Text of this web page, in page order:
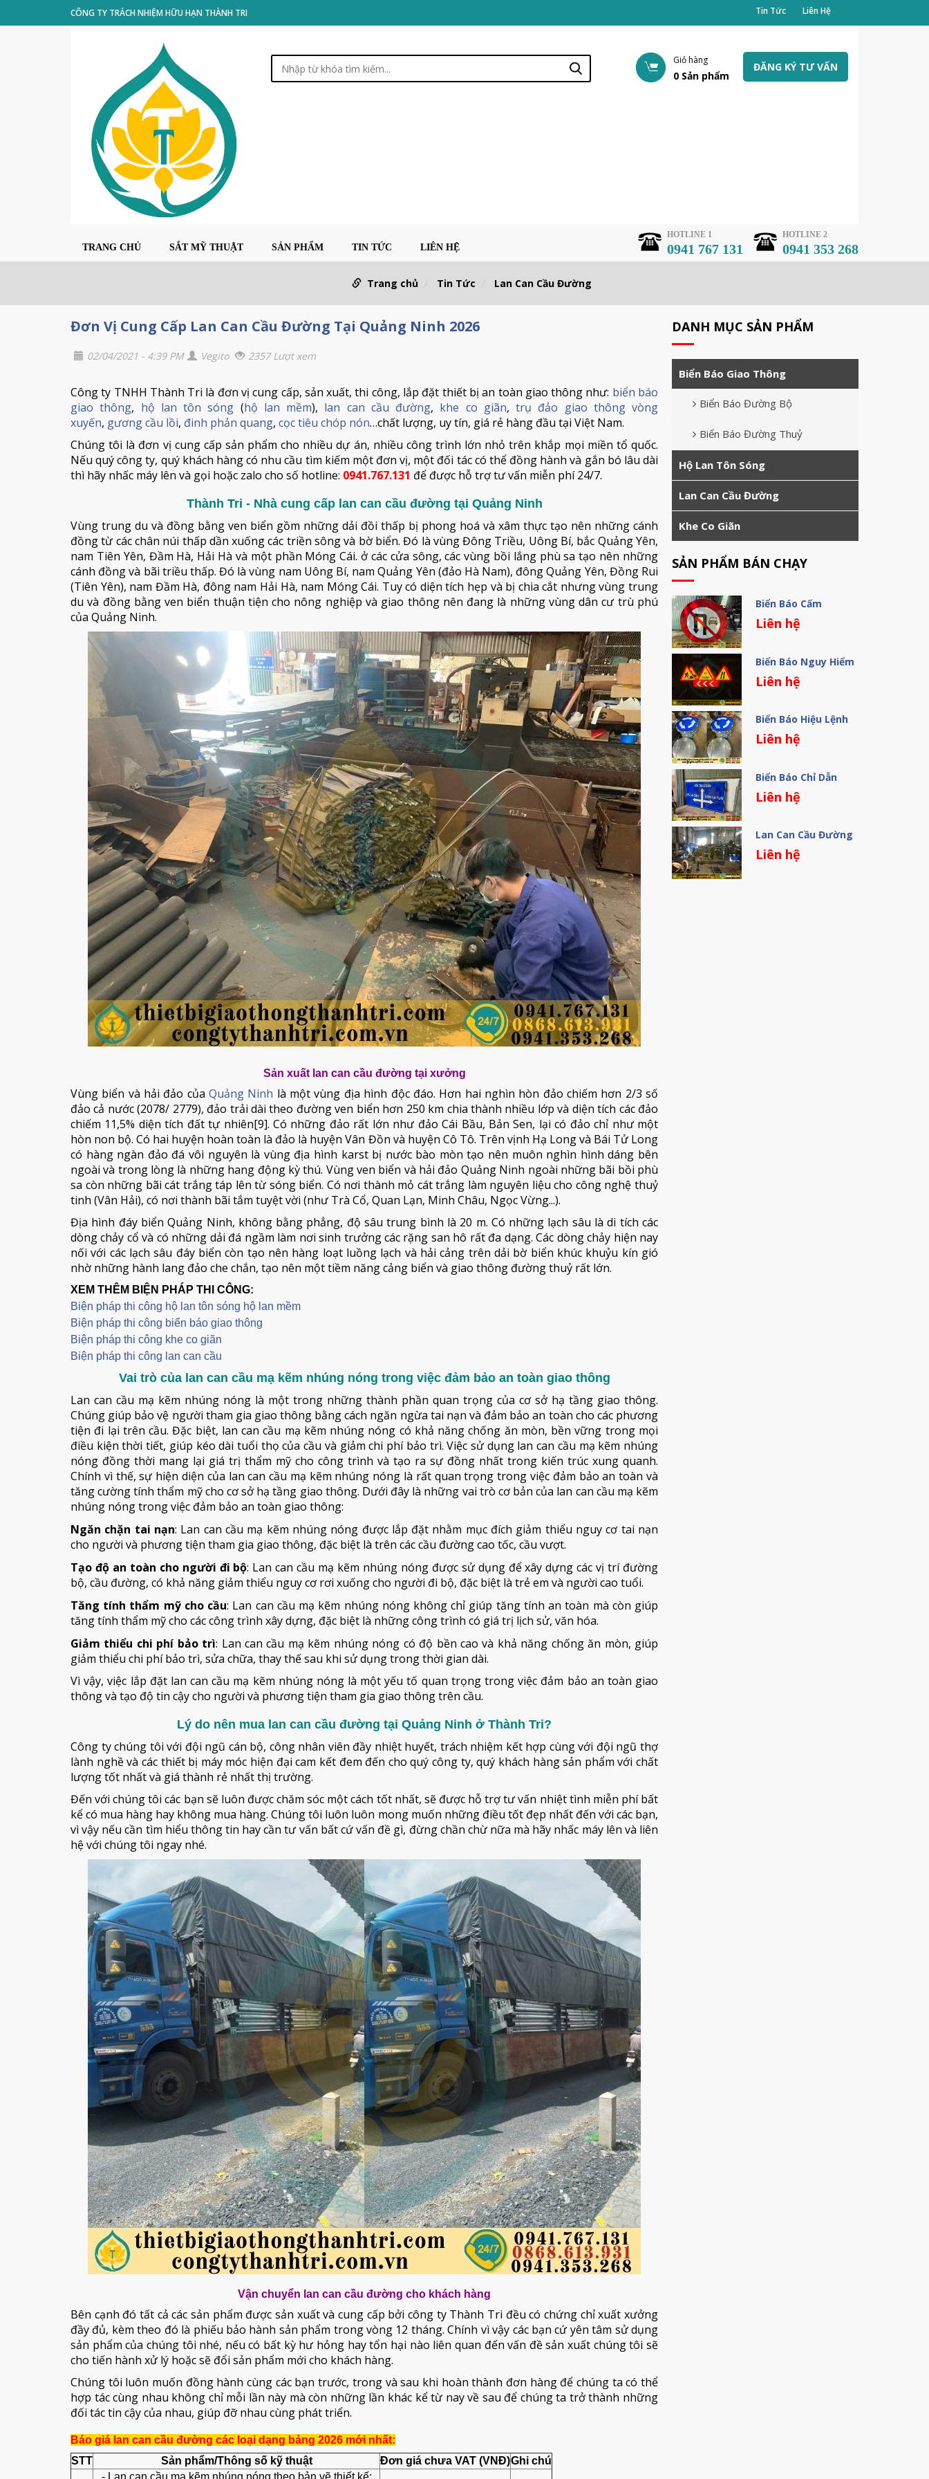
CÔNG TY TRÁCH NHIỆM HỮU HẠN THÀNH TRI Tin Tức Liên Hệ
Giỏ hàng
0 Sản phẩm
ĐĂNG KÝ TƯ VẤN
TRANG CHỦ SẮT MỸ THUẬT SẢN PHẨM TIN TỨC LIÊN HỆ
HOTLINE 2
0941 353 268
HOTLINE 1
0941 767 131
Trang chủ Tin Tức Lan Can Cầu Đường
Đơn Vị Cung Cấp Lan Can Cầu Đường Tại Quảng Ninh 2026
02/04/2021 - 4:39 PM Vegito 2357 Lượt xem
Công ty TNHH Thành Tri là đơn vị cung cấp, sản xuất, thi công, lắp đặt thiết bị an toàn giao thông như: biển báo
giao thông, hộ lan tôn sóng (hộ lan mềm), lan can cầu đường, khe co giãn, trụ đảo giao thông vòng
xuyến, gương cầu lồi, đinh phản quang, cọc tiêu chóp nón…chất lượng, uy tín, giá rẻ hàng đầu tại Việt Nam.
Chúng tôi là đơn vị cung cấp sản phẩm cho nhiều dự án, nhiều công trình lớn nhỏ trên khắp mọi miền tổ quốc.
Nếu quý công ty, quý khách hàng có nhu cầu tìm kiếm một đơn vị, một đối tác có thể đồng hành và gắn bó lâu dài
thì hãy nhấc máy lên và gọi hoặc zalo cho số hotline: 0941.767.131 để được hỗ trợ tư vấn miễn phí 24/7.
Thành Tri - Nhà cung cấp lan can cầu đường tại Quảng Ninh
Vùng trung du và đồng bằng ven biển gồm những dải đồi thấp bị phong hoá và xâm thực tạo nên những cánh
đồng từ các chân núi thấp dần xuống các triền sông và bờ biển. Đó là vùng Đông Triều, Uông Bí, bắc Quảng Yên,
nam Tiên Yên, Đầm Hà, Hải Hà và một phần Móng Cái. ở các cửa sông, các vùng bồi lắng phù sa tạo nên những
cánh đồng và bãi triều thấp. Đó là vùng nam Uông Bí, nam Quảng Yên (đảo Hà Nam), đông Quảng Yên, Đồng Rui
(Tiên Yên), nam Đầm Hà, đông nam Hải Hà, nam Móng Cái. Tuy có diện tích hẹp và bị chia cắt nhưng vùng trung
du và đồng bằng ven biển thuận tiện cho nông nghiệp và giao thông nên đang là những vùng dân cư trù phú
của Quảng Ninh.
Sản xuất lan can cầu đường tại xưởng
Vùng biển và hải đảo củaQuảng Ninh là một vùng địa hình độc đáo. Hơn hai nghìn hòn đảo chiếm hơn 2/3 số
đảo cả nước (2078/ 2779), đảo trải dài theo đường ven biển hơn 250 km chia thành nhiều lớp và diện tích các đảo
chiếm 11,5% diện tích đất tự nhiên[9]. Có những đảo rất lớn như đảo Cái Bầu, Bản Sen, lại có đảo chỉ như một
hòn non bộ. Có hai huyện hoàn toàn là đảo là huyện Vân Đồn và huyện Cô Tô. Trên vịnh Hạ Long và Bái Tử Long
có hàng ngàn đảo đá vôi nguyên là vùng địa hình karst bị nước bào mòn tạo nên muôn nghìn hình dáng bên
ngoài và trong lòng là những hang động kỳ thú. Vùng ven biển và hải đảo Quảng Ninh ngoài những bãi bồi phù
sa còn những bãi cát trắng táp lên từ sóng biển. Có nơi thành mỏ cát trắng làm nguyên liệu cho công nghệ thuỷ
tinh (Vân Hải), có nơi thành bãi tắm tuyệt vời (như Trà Cổ, Quan Lạn, Minh Châu, Ngọc Vừng...).
Địa hình đáy biển Quảng Ninh, không bằng phẳng, độ sâu trung bình là 20 m. Có những lạch sâu là di tích các
dòng chảy cổ và có những dải đá ngầm làm nơi sinh trưởng các rặng san hô rất đa dạng. Các dòng chảy hiện nay
nối với các lạch sâu đáy biển còn tạo nên hàng loạt luồng lạch và hải cảng trên dải bờ biển khúc khuỷu kín gió
nhờ những hành lang đảo che chắn, tạo nên một tiềm năng cảng biển và giao thông đường thuỷ rất lớn.
XEM THÊM BIỆN PHÁP THI CÔNG:
Biện pháp thi công hộ lan tôn sóng hộ lan mềm
Biện pháp thi công biển báo giao thông
Biện pháp thi công khe co giãn
Biện pháp thi công lan can cầu
Vai trò của lan can cầu mạ kẽm nhúng nóng trong việc đảm bảo an toàn giao thông
Lan can cầu mạ kẽm nhúng nóng là một trong những thành phần quan trọng của cơ sở hạ tầng giao thông.
Chúng giúp bảo vệ người tham gia giao thông bằng cách ngăn ngừa tai nạn và đảm bảo an toàn cho các phương
tiện đi lại trên cầu. Đặc biệt, lan can cầu mạ kẽm nhúng nóng có khả năng chống ăn mòn, bền vững trong mọi
điều kiện thời tiết, giúp kéo dài tuổi thọ của cầu và giảm chi phí bảo trì. Việc sử dụng lan can cầu mạ kẽm nhúng
nóng đồng thời mang lại giá trị thẩm mỹ cho công trình và tạo ra sự đồng nhất trong kiến trúc xung quanh.
Chính vì thế, sự hiện diện của lan can cầu mạ kẽm nhúng nóng là rất quan trọng trong việc đảm bảo an toàn và
tăng cường tính thẩm mỹ cho cơ sở hạ tầng giao thông. Dưới đây là những vai trò cơ bản của lan can cầu mạ kẽm
nhúng nóng trong việc đảm bảo an toàn giao thông:
Ngăn chặn tai nạn: Lan can cầu mạ kẽm nhúng nóng được lắp đặt nhằm mục đích giảm thiểu nguy cơ tai nạn
cho người và phương tiện tham gia giao thông, đặc biệt là trên các cầu đường cao tốc, cầu vượt.
Tạo độ an toàn cho người đi bộ: Lan can cầu mạ kẽm nhúng nóng được sử dụng để xây dựng các vị trí đường
bộ, cầu đường, có khả năng giảm thiểu nguy cơ rơi xuống cho người đi bộ, đặc biệt là trẻ em và người cao tuổi.
Tăng tính thẩm mỹ cho cầu: Lan can cầu mạ kẽm nhúng nóng không chỉ giúp tăng tính an toàn mà còn giúp
tăng tính thẩm mỹ cho các công trình xây dựng, đặc biệt là những công trình có giá trị lịch sử, văn hóa.
Giảm thiểu chi phí bảo trì: Lan can cầu mạ kẽm nhúng nóng có độ bền cao và khả năng chống ăn mòn, giúp
giảm thiểu chi phí bảo trì, sửa chữa, thay thế sau khi sử dụng trong thời gian dài.
Vì vậy, việc lắp đặt lan can cầu mạ kẽm nhúng nóng là một yếu tố quan trọng trong việc đảm bảo an toàn giao
thông và tạo độ tin cậy cho người và phương tiện tham gia giao thông trên cầu.
Lý do nên mua lan can cầu đường tại Quảng Ninh ở Thành Tri?
Công ty chúng tôi với đội ngũ cán bộ, công nhân viên đầy nhiệt huyết, trách nhiệm kết hợp cùng với đội ngũ thợ
lành nghề và các thiết bị máy móc hiện đại cam kết đem đến cho quý công ty, quý khách hàng sản phẩm với chất
lượng tốt nhất và giá thành rẻ nhất thị trường.
Đến với chúng tôi các bạn sẽ luôn được chăm sóc một cách tốt nhất, sẽ được hỗ trợ tư vấn nhiệt tình miễn phí bất
kể có mua hàng hay không mua hàng. Chúng tôi luôn luôn mong muốn những điều tốt đẹp nhất đến với các bạn,
vì vậy nếu cần tìm hiểu thông tin hay cần tư vấn bất cứ vấn đề gì, đừng chần chừ nữa mà hãy nhấc máy lên và liên
hệ với chúng tôi ngay nhé.
Vận chuyển lan can cầu đường cho khách hàng
Bên cạnh đó tất cả các sản phẩm được sản xuất và cung cấp bởi công ty Thành Tri đều có chứng chỉ xuất xưởng
đầy đủ, kèm theo đó là phiếu bảo hành sản phẩm trong vòng 12 tháng. Chính vì vậy các bạn cứ yên tâm sử dụng
sản phẩm của chúng tôi nhé, nếu có bất kỳ hư hỏng hay tổn hại nào liên quan đến vấn đề sản xuất chúng tôi sẽ
cho tiến hành xử lý hoặc sẽ đổi sản phẩm mới cho khách hàng.
Chúng tôi luôn muốn đồng hành cùng các bạn trước, trong và sau khi hoàn thành đơn hàng để chúng ta có thể
hợp tác cùng nhau không chỉ mỗi lần này mà còn những lần khác kể từ nay về sau để chúng ta trở thành những
đối tác tin cậy của nhau, giúp đỡ nhau cùng phát triển.
Báo giá lan can cầu đường các loại dạng bảng 2026 mới nhất:
STT
Sản phẩm/Thông số kỹ thuật Đơn giá chưa VAT (VNĐ)Ghi chú
- Lan can cầu mạ kẽm nhúng nóng theo bản vẽ thiết kế:
DANH MỤC SẢN PHẨM
Biển Báo Giao Thông
Biển Báo Đường Bộ
Biển Báo Đường Thuỷ
Hộ Lan Tôn Sóng
Lan Can Cầu Đường
Khe Co Giãn
SẢN PHẨM BÁN CHẠY
Biển Báo Cấm
Liên hệ
Biển Báo Nguy Hiểm
Liên hệ
Biển Báo Hiệu Lệnh
Liên hệ
Biển Báo Chỉ Dẫn
Liên hệ
Lan Can Cầu Đường
Liên hệ